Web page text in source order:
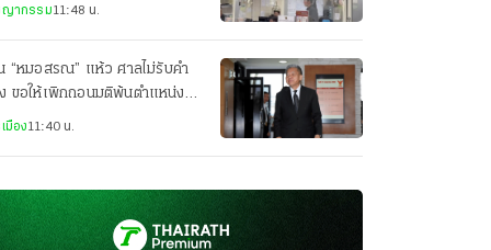
ญากรรม11:48 น.
“หมอสรณ” แห้ว ศาลไม่รับคำ
ขอให้เพิกถอนมติพ้นตำแหน่ง
ธาน กสทช.
มือง11:40 น.